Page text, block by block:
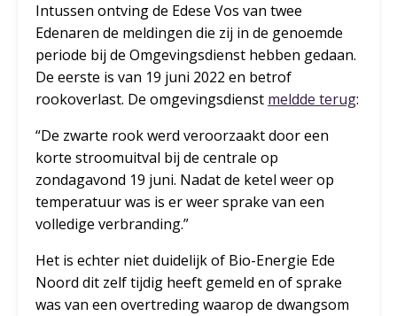
Intussen ontving de Edese Vos van twee
Edenaren de meldingen die zij in de genoemde
periode bij de Omgevingsdienst hebben gedaan.
De eerste is van 19 juni 2022 en betrof
rookoverlast. De omgevingsdienst meldde terug:
“De zwarte rook werd veroorzaakt door een
korte stroomuitval bij de centrale op
zondagavond 19 juni. Nadat de ketel weer op
temperatuur was is er weer sprake van een
volledige verbranding.”
Het is echter niet duidelijk of Bio-Energie Ede
Noord dit zelf tijdig heeft gemeld en of sprake
was van een overtreding waarop de dwangsom